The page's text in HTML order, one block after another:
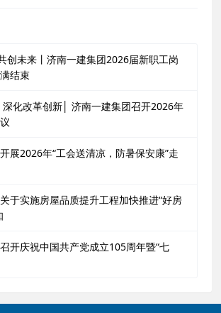
创未来丨济南一建集团2026届新职工岗
结束
深化改革创新│ 济南一建集团召开2026年
展2026年“工会送清凉，防暑保安康”走
关于实施房屋品质提升工程加快推进“好房
开庆祝中国共产党成立105周年暨“七